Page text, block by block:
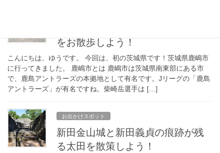
をお散歩しよう！
こんにちは、ゆうです。 今回は、初の茨城県です！茨城県鹿嶋市
に行ってきました。 鹿嶋市とは 鹿嶋市は茨城県南東部にある市
で、鹿島アントラーズの本拠地として有名です。Jリーグの「鹿島
アントラーズ」が有名ですね。柴崎岳選手は […]
お出かけスポット
新田金山城と新田義貞の痕跡が残
る太田を散策しよう！